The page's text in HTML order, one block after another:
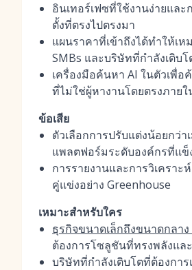
อินเทอร์เฟซที่ใช้งานง่ายแล
ตั้งที่ตรงไปตรงมา
แผนราคาที่เข้าถึงได้ทำให้เห
SMBs และบริษัทที่กำลังเติบโ
เครื่องมือค้นหา AI ในตัวเพื่
ที่ไม่ใช่ผู้หางานโดยตรงภาย
ข้อเสีย
ตัวเลือกการปรับแต่งน้อยกว่า
แพลตฟอร์มระดับองค์กรที่แข็
การรายงานและการวิเคราะ
คู่แข่งอย่าง Greenhouse
เหมาะสำหรับใคร
ธุรกิจขนาดเล็กถึงขนาดกลาง
ต้องการโซลูชันที่ทรงพลังแล
บริษัทที่กำลังเติบโตที่ต้องการ